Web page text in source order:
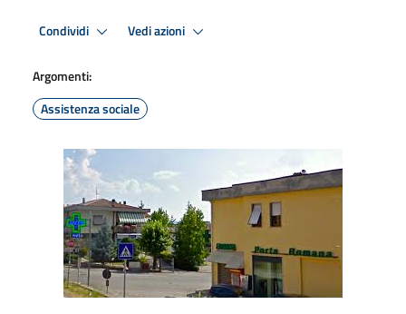
Condividi Vedi azioni
Argomenti:
Assistenza sociale